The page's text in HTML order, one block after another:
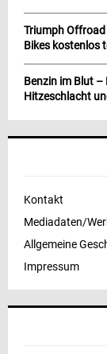
Triumph Offroad
Bikes kostenlos
Benzin im Blut –
Hitzeschlacht
Kontakt
Mediadaten/
Allgemeine
Impressum